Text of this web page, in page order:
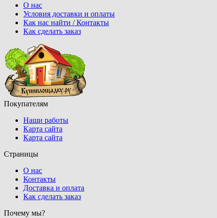
О нас
Условия доставки и оплаты
Как нас найти / Контакты
Как сделать заказ
Покупателям
Наши работы
Карта сайта
Карта сайта
Страницы
О нас
Контакты
Доставка и оплата
Как сделать заказ
Почему мы?